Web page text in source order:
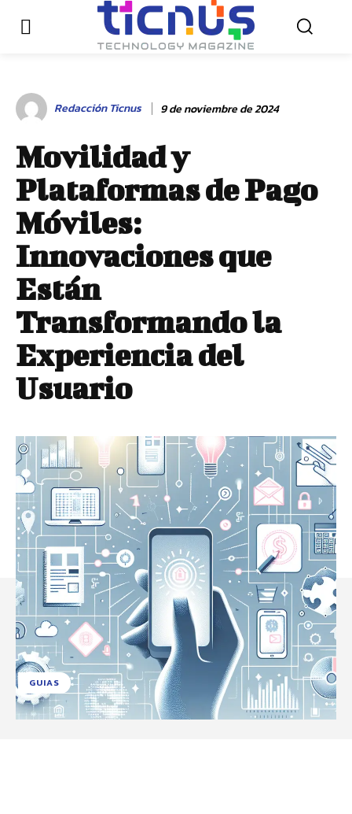
Redacción Ticnus 9 de noviembre de 2024
Movilidad y
Plataformas de Pago
Móviles:
Innovaciones que
Están
Transformando la
Experiencia del
Usuario
GUIAS